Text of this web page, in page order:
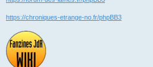
https://chroniques-etrange-no.fr/phpBB3